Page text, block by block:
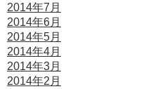
2014年7月
2014年6月
2014年5月
2014年4月
2014年3月
2014年2月